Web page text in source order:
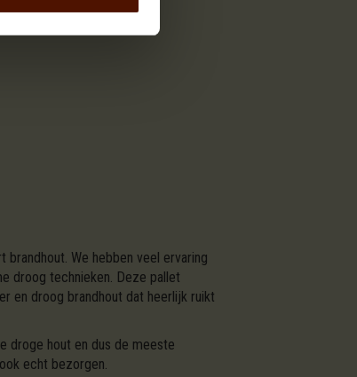
We hebben veel ervaring
droog technieken. Deze pallet
en droog brandhout dat heerlijk ruikt
droge hout en dus de meeste
echt bezorgen.